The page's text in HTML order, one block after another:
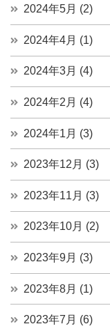
2024年5月 (2)
2024年4月 (1)
2024年3月 (4)
2024年2月 (4)
2024年1月 (3)
2023年12月 (3)
2023年11月 (3)
2023年10月 (2)
2023年9月 (3)
2023年8月 (1)
2023年7月 (6)